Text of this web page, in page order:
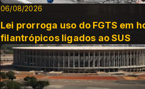
06/08/2026
Lei prorroga uso do FGTS em
filantrópicos ligados ao SUS